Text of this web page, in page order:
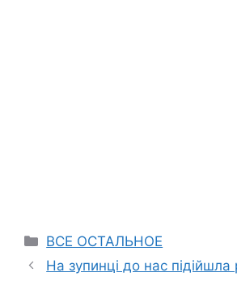
Categories
ВСЕ ОСТАЛЬНОЕ
На зупинці до нас